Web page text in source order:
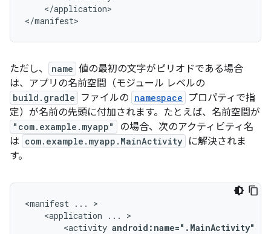
</application>
</manifest>
ただし、 name 値の最初の文字がピリオドである場合
は、アプリの名前空間（モジュール レベルの
build.gradle ファイルの namespace
プロパティで指
定）が名前の先頭に付加されます。たとえば、名前空間が
"com.example.myapp"
の場合、次のアクティビティ名
は com.example.myapp.MainActivity に解決されま
す。
<manifest ...
<application
...
<activity android:name=".MainActivity"